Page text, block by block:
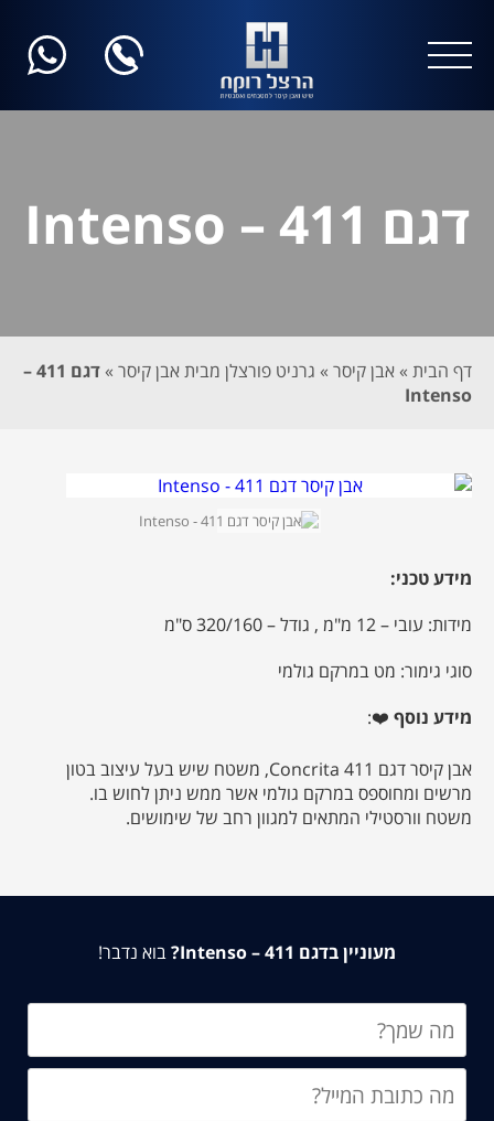
דגם 411 – Intenso
דף הבית »אבן קיסר » גרניט פורצלן מבית אבן קיסר »
דגם 411 –
Intenso
מידע טכני:
מידות: עובי – 12 מ"מ , גודל – 320/160 ס"מ
סוגי גימור: מט במרקם גולמי
מידע נוסף ❤️:
אבן קיסר דגם 411 Concrita, משטח שיש בעל עיצוב בטון
מרשים ומחוספס במרקם גולמי אשר ממש ניתן לחוש בו.
משטח וורסטילי המתאים למגוון רחב של שימושים.
מעוניין בדגם 411 – Intenso? בוא נדבר!